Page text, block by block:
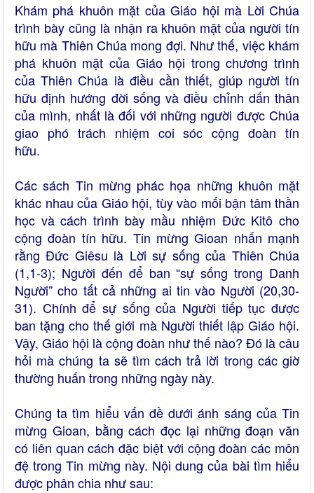
Khám phá khuôn mặt của Giáo hội mà Lời Chúa
trình bày cũng là nhận ra khuôn mặt của người tín
hữu mà Thiên Chúa mong đợi. Như thế, việc khám
phá khuôn mặt của Giáo hội trong chương trình
của Thiên Chúa là điều cần thiết, giúp người tín
hữu định hướng đời sống và điều chỉnh dấn thân
của mình, nhất là đối với những người được Chúa
giao phó trách nhiệm coi sóc cộng đoàn tín
hữu.
Các sách Tin mừng phác họa những khuôn mặt
khác nhau của Giáo hội, tùy vào mối bận tâm thần
học và cách trình bày mầu nhiệm Đức Kitô cho
cộng đoàn tín hữu. Tin mừng Gioan nhấn mạnh
rằng Đức Giêsu là Lời sự sống của Thiên Chúa
(1,1-3); Người đến để ban “sự sống trong Danh
Người” cho tất cả những ai tin vào Người (20,30-
31). Chính để sự sống của Người tiếp tục được
ban tặng cho thế giới mà Người thiết lập Giáo hội.
Vậy, Giáo hội là cộng đoàn như thế nào? Đó là câu
hỏi mà chúng ta sẽ tìm cách trả lời trong các giờ
thường huấn trong những ngày này.
Chúng ta tìm hiểu vấn đề dưới ánh sáng của Tin
mừng Gioan, bằng cách đọc lại những đoạn văn
có liên quan cách đặc biệt với cộng đoàn các môn
đệ trong Tin mừng này. Nội dung của bài tìm hiểu
được phân chia như sau: